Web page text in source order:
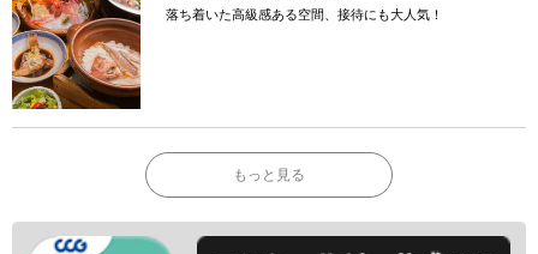
落ち着いた高級感ある空間、接待にも大人気！
もっと見る